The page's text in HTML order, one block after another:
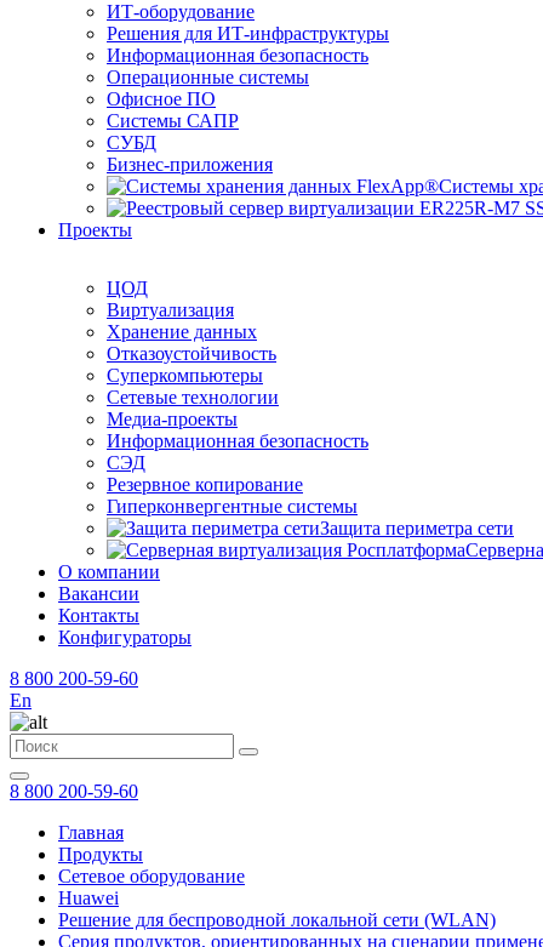
ИТ-оборудование
Решения для ИТ-инфраструктуры
Информационная безопасность
Операционные системы
Офисное ПО
Системы САПР
СУБД
Бизнес-приложения
Системы
Проекты
ЦОД
Виртуализация
Хранение данных
Отказоустойчивость
Суперкомпьютеры
Сетевые технологии
Медиа-проекты
Информационная безопасность
СЭД
Резервное копирование
Гиперконвергентные системы
Защита периметра сети
О компании
Вакансии
Контакты
Конфигураторы
8 800 200-59-60
En
8 800 200-59-60
Главная
Продукты
Сетевое оборудование
Huawei
Решение для беспроводной локальной сети (WLAN)
Серия продуктов, ориентированных на сценарии